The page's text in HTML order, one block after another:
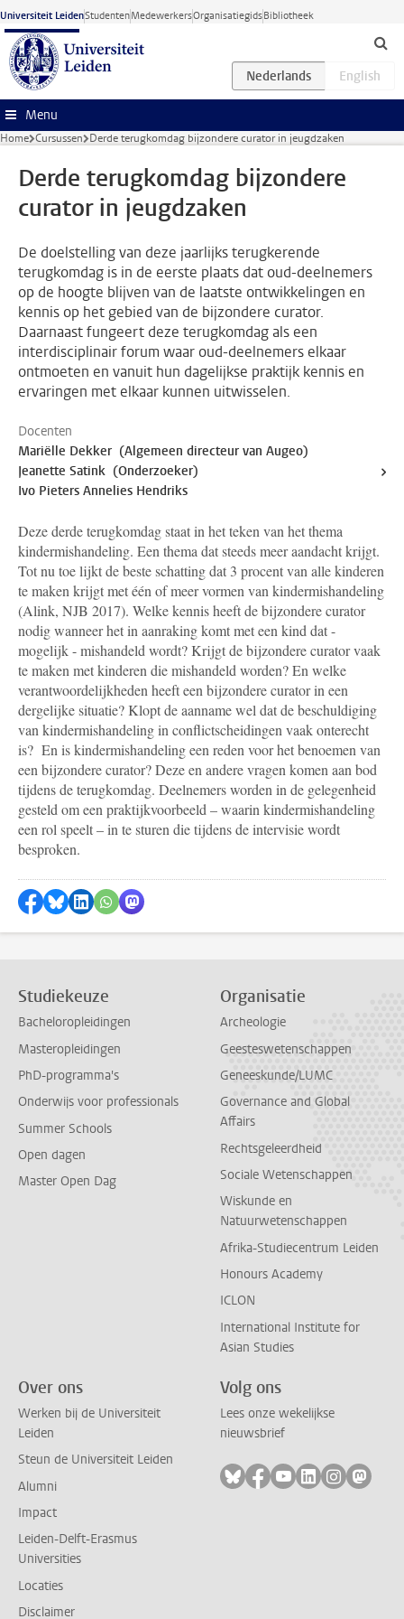
Ga naar hoofdinhoud
Universiteit LeidenStudentenMedewerkersOrganisatiegidsBibliotheek
Menu
Home Cursussen Derde terugkomdag bijzondere curator in jeugdzaken
Derde terugkomdag bijzondere
curator in jeugdzaken
De doelstelling van deze jaarlijks terugkerende
terugkomdag is in de eerste plaats dat oud-deelnemers
op de hoogte blijven van de laatste ontwikkelingen en
kennis op het gebied van de bijzondere curator.
Daarnaast fungeert deze terugkomdag als een
interdisciplinair forum waar oud-deelnemers elkaar
ontmoeten en vanuit hun dagelijkse praktijk kennis en
ervaringen met elkaar kunnen uitwisselen.
Docenten
Mariëlle Dekker (Algemeen directeur van Augeo)
Jeanette Satink (Onderzoeker)
Ivo Pieters Annelies Hendriks
Deze derde terugkomdag staat in het teken van het thema
kindermishandeling. Een thema dat steeds meer aandacht krijgt.
Tot nu toe lijkt de beste schatting dat 3 procent van alle kinderen
te maken krijgt met één of meer vormen van kindermishandeling
(Alink, NJB 2017). Welke kennis heeft de bijzondere curator
nodig wanneer het in aanraking komt met een kind dat -
mogelijk - mishandeld wordt? Krijgt de bijzondere curator vaak
te maken met kinderen die mishandeld worden? En welke
verantwoordelijkheden heeft een bijzondere curator in een
dergelijke situatie? Klopt de aanname wel dat de beschuldiging
van kindermishandeling in conflictscheidingen vaak onterecht
is? En is kindermishandeling een reden voor het benoemen van
een bijzondere curator? Deze en andere vragen komen aan bod
tijdens de terugkomdag. Deelnemers worden in de gelegenheid
gesteld om een praktijkvoorbeeld – waarin kindermishandeling
een rol speelt – in te sturen die tijdens de intervisie wordt
besproken.
Delen op Facebook
Delen via Bluesky
Delen op LinkedIn
Delen via WhatsApp
Delen via Mastodon
Studiekeuze
Bacheloropleidingen
Masteropleidingen
PhD-programma's
Onderwijs voor professionals
Summer Schools
Open dagen
Master Open Dag
Organisatie
Archeologie
Geesteswetenschappen
Geneeskunde/LUMC
Governance and Global
Affairs
Rechtsgeleerdheid
Sociale Wetenschappen
Wiskunde en
Natuurwetenschappen
Afrika-Studiecentrum Leiden
Honours Academy
ICLON
International Institute for
Asian Studies
Over ons
Werken bij de Universiteit
Leiden
Steun de Universiteit Leiden
Alumni
Impact
Leiden-Delft-Erasmus
Universities
Locaties
Disclaimer
Volg ons
Lees onze wekelijkse
nieuwsbrief
Volg ons op bluesky
Volg ons op facebook
Volg ons op
Volg ons op
Volg ons
Volg